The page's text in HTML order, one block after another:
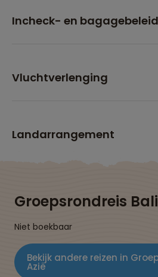
Incheck- en bagagebeleid
Vluchtverlenging
Landarrangement
Groepsrondreis Bali
Niet boekbaar
Bekijk andere reizen in
Azië